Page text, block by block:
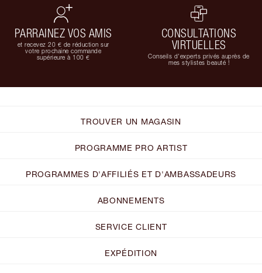
PARRAINEZ VOS AMIS
et recevez 20 € de réduction sur
votre prochaine commande
supérieure à 100 €
CONSULTATIONS
VIRTUELLES
Conseils d'experts privés auprès de
mes stylistes beauté !
TROUVER UN MAGASIN
PROGRAMME PRO ARTIST
PROGRAMMES D'AFFILIÉS ET D'AMBASSADEURS
ABONNEMENTS
SERVICE CLIENT
EXPÉDITION